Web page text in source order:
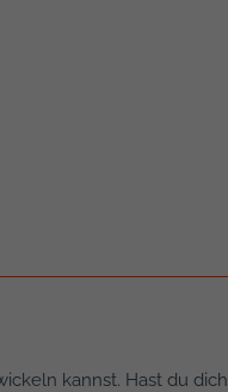
kannst. Hast du dich